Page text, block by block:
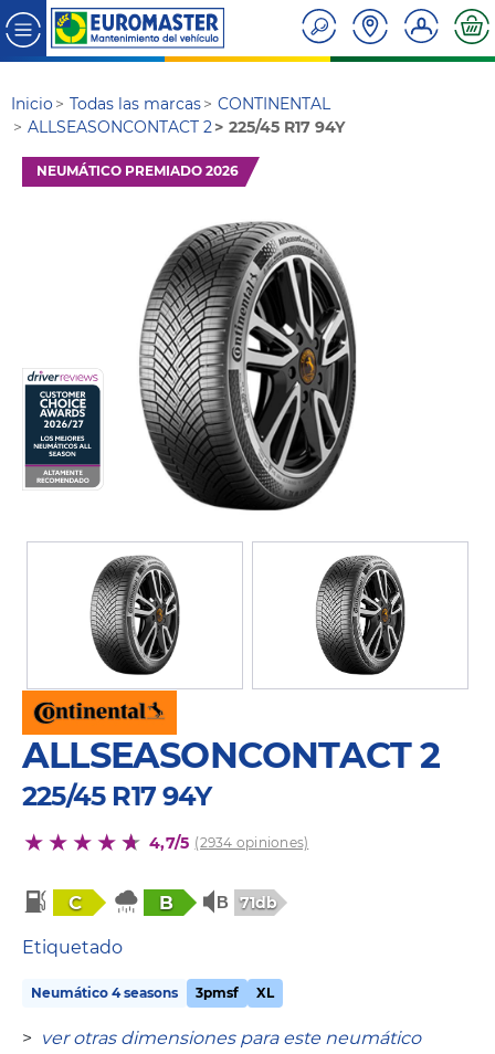
Inicio Todas las marcas
CONTINENTAL
ALLSEASONCONTACT 2
225/45 R17 94Y
NEUMÁTICO PREMIADO 2026
ALLSEASONCONTACT 2
225/45 R17 94Y
4,7/5 (2934 opiniones)
C B 71db
Etiquetado
Neumático 4 seasons 3pmsf XL
> ver otras dimensiones para este neumático